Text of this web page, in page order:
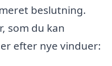
beslutning.
som du kan
efter nye vinduer: